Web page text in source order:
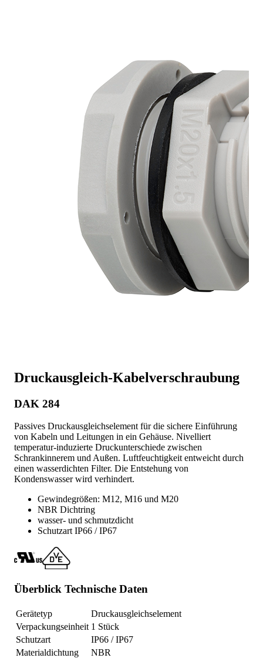
Druckausgleich-Kabelverschraubung
DAK 284
Passives Druckausgleichselement für die sichere Einführung
von Kabeln und Leitungen in ein Gehäuse. Nivelliert
temperatur-induzierte Druckunterschiede zwischen
Schrankinnerem und Außen. Luftfeuchtigkeit entweicht durch
einen wasserdichten Filter. Die Entstehung von
Kondenswasser wird verhindert.
Gewindegrößen: M12, M16 und M20
NBR Dichtring
wasser- und schmutzdicht
Schutzart IP66 / IP67
Überblick Technische Daten
Gerätetyp
Druckausgleichselement
Verpackungseinheit 1 Stück
Schutzart
IP66 / IP67
Materialdichtung
NBR